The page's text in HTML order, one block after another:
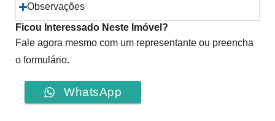
Observações
Ficou Interessado Neste Imóvel?
Fale agora mesmo com um representante ou preencha
o formulário.
WhatsApp